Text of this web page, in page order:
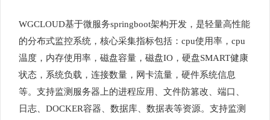
WGCLOUD基于微服务springboot架构开发，是轻量高性能
的分布式监控系统，核心采集指标包括：cpu使用率，cpu
温度，内存使用率，磁盘容量，磁盘IO，硬盘SMART健康
状态，系统负载，连接数量，网卡流量，硬件系统信息
等。支持监测服务器上的进程应用、文件防篡改、端口、
日志、DOCKER容器、数据库、数据表等资源。支持监测